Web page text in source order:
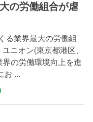
の労働組合が虐
る業界最大の労働組
ニオン(東京都港区、
の労働環境向上を進
お ...